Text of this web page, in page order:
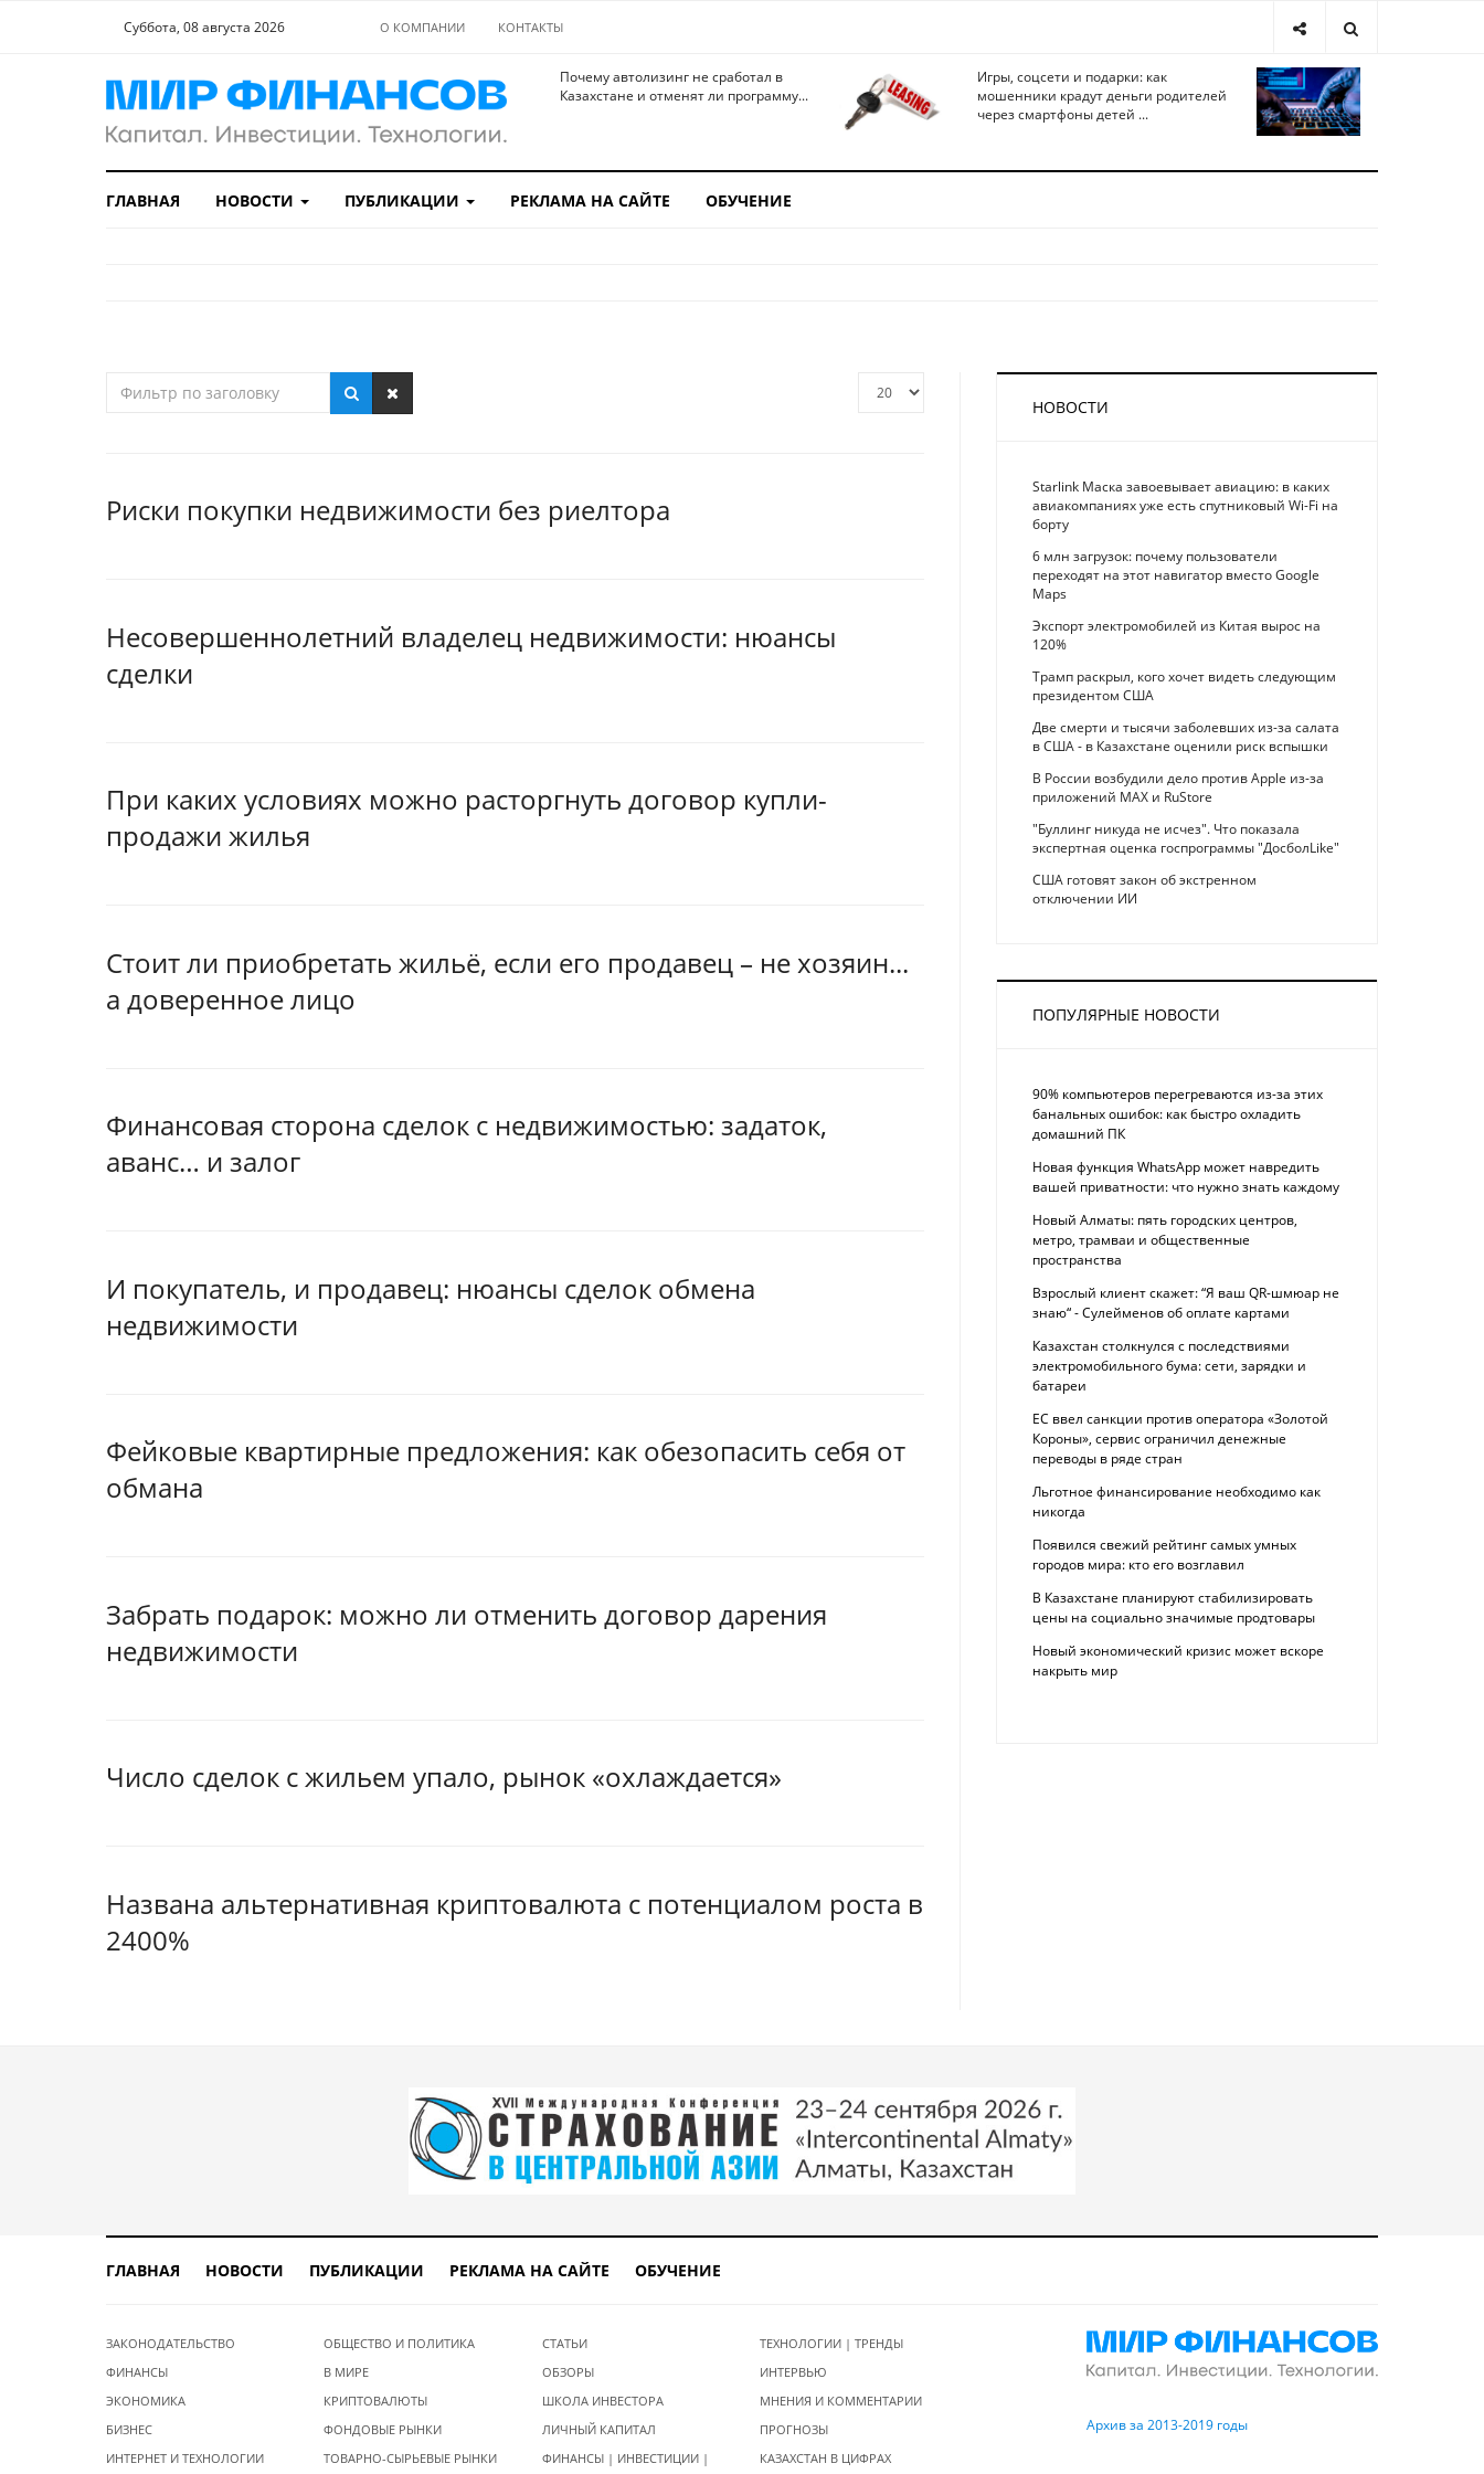
Суббота, 08 августа 2026 О КОМПАНИИ КОНТАКТЫ
Почему автолизинг не сработал в
Казахстане и отменят ли программу...
Игры, соцсети и подарки: как
мошенники крадут деньги родителей
через смартфоны детей ...
ГЛАВНАЯ НОВОСТИ ПУБЛИКАЦИИ РЕКЛАМА НА САЙТЕ ОБУЧЕНИЕ
Риски покупки недвижимости без риелтора
Несовершеннолетний владелец недвижимости: нюансы
сделки
При каких условиях можно расторгнуть договор купли-
продажи жилья
Стоит ли приобретать жильё, если его продавец – не хозяин...
а доверенное лицо
Финансовая сторона сделок с недвижимостью: задаток,
аванс… и залог
И покупатель, и продавец: нюансы сделок обмена
недвижимости
Фейковые квартирные предложения: как обезопасить себя от
обмана
Забрать подарок: можно ли отменить договор дарения
недвижимости
Число сделок с жильем упало, рынок «охлаждается»
Названа альтернативная криптовалюта с потенциалом роста в
2400%
НОВОСТИ
Starlink Маска завоевывает авиацию: в каких
авиакомпаниях уже есть спутниковый Wi-Fi на
борту
6 млн загрузок: почему пользователи
переходят на этот навигатор вместо Google
Maps
Экспорт электромобилей из Китая вырос на
120%
Трамп раскрыл, кого хочет видеть следующим
президентом США
Две смерти и тысячи заболевших из-за салата
в США - в Казахстане оценили риск вспышки
В России возбудили дело против Apple из-за
приложений MAX и RuStore
"Буллинг никуда не исчез". Что показала
экспертная оценка госпрограммы "ДосболLike"
США готовят закон об экстренном
отключении ИИ
ПОПУЛЯРНЫЕ НОВОСТИ
90% компьютеров перегреваются из-за этих
банальных ошибок: как быстро охладить
домашний ПК
Новая функция WhatsApp может навредить
вашей приватности: что нужно знать каждому
Новый Алматы: пять городских центров,
метро, трамваи и общественные
пространства
Взрослый клиент скажет: “Я ваш QR-шмюар не
знаю“ - Сулейменов об оплате картами
Казахстан столкнулся с последствиями
электромобильного бума: сети, зарядки и
батареи
ЕС ввел санкции против оператора «Золотой
Короны», сервис ограничил денежные
переводы в ряде стран
Льготное финансирование необходимо как
никогда
Появился свежий рейтинг самых умных
городов мира: кто его возглавил
В Казахстане планируют стабилизировать
цены на социально значимые продтовары
Новый экономический кризис может вскоре
накрыть мир
ГЛАВНАЯ НОВОСТИ ПУБЛИКАЦИИ РЕКЛАМА НА САЙТЕ ОБУЧЕНИЕ
ЗАКОНОДАТЕЛЬСТВО
ФИНАНСЫ
ЭКОНОМИКА
БИЗНЕС
ИНТЕРНЕТ И ТЕХНОЛОГИИ
ОБЩЕСТВО И ПОЛИТИКА
В МИРЕ
КРИПТОВАЛЮТЫ
ФОНДОВЫЕ РЫНКИ
ТОВАРНО-СЫРЬЕВЫЕ РЫНКИ
СТАТЬИ
ОБЗОРЫ
ШКОЛА ИНВЕСТОРА
ЛИЧНЫЙ КАПИТАЛ
ФИНАНСЫ | ИНВЕСТИЦИИ |
ТЕХНОЛОГИИ | ТРЕНДЫ
ИНТЕРВЬЮ
МНЕНИЯ И КОММЕНТАРИИ
ПРОГНОЗЫ
КАЗАХСТАН В ЦИФРАХ
Архив за 2013-2019 годы